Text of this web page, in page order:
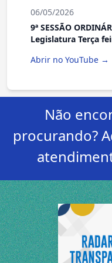
06/05/2026
9ª SESSÃO
Abrir no YouTube →
Não
procurando?